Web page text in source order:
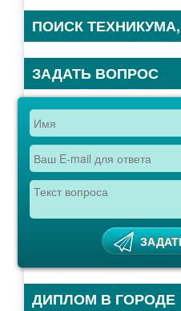
ПОИСК
ЗАДАТЬ ВОПРОС
ДИПЛОМ В ГОРОДЕ